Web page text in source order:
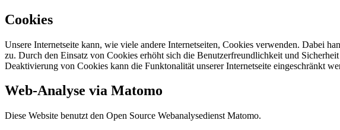
Cookies
Unsere Internetseite kann, wie viele andere Internetseiten, Cookies verwenden. Dabei
zu. Durch den Einsatz von Cookies erhöht sich die Benutzerfreundlichkeit und
Deaktivierung von Cookies kann die Funktonalität unserer Internetseite eingeschränkt
Web-Analyse via Matomo
Diese Website benutzt den Open Source Webanalysedienst Matomo.